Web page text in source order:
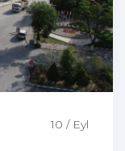
10 / Eyl